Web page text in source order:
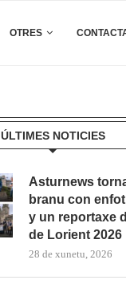
OTRES
ÚLTIMES NOTICIES
Asturnews
branu con
y un reportaxe
de Lorient 2026
28 de xunetu, 2026